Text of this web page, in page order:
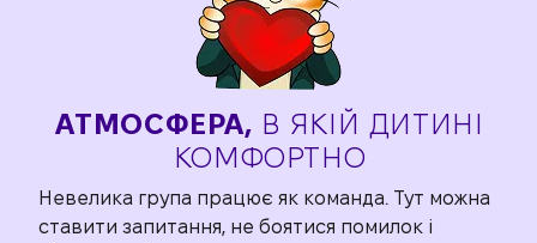
АТМОСФЕРА, В ЯКІЙ ДИТИНІ
КОМФОРТНО
Невелика група працює як команда. Тут можна
ставити запитання, не боятися помилок і